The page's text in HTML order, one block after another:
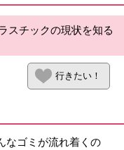
スチックの現状を知る
行きたい！
なゴミが流れ着くの